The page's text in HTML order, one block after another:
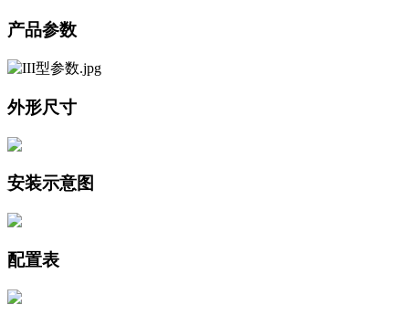
产品参数
外形尺寸
安装示意图
配置表